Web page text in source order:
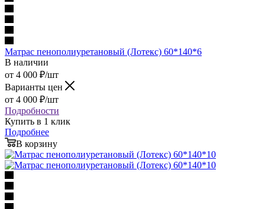
Матрас пенополиуретановый (Лотекс) 60*140*6
В наличии
от 4 000 ₽/шт
Варианты цен
от 4 000 ₽/шт
Подробности
Купить в 1 клик
Подробнее
В корзину